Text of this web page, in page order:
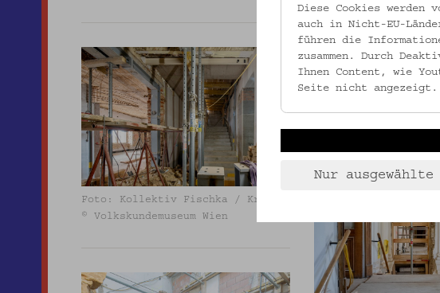
Foto: Kollektiv Fischka / Kramar
© Volkskundemuseum Wien
© Volkskundemuseum
Diese Cookies werden
auch in Nicht-EU-
führen die
zusammen. Durch
Ihnen Content, wie
Seite nicht angezeigt.
Nur ausgewählte